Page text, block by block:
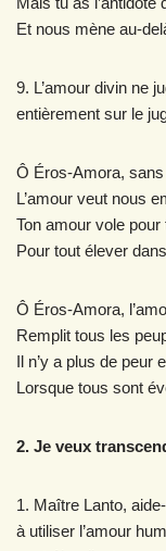
Et nous mène au-
9. L’amour divin ne
entièrement sur le
Ô Éros-Amora, sans
L’amour veut nous
Ton amour vole
Pour tout élever
Ô Éros-Amora,
Remplit tous les
Il n’y a plus de peur
Lorsque tous sont
2. Je veux
1. Maître Lanto,
à utiliser l’amour